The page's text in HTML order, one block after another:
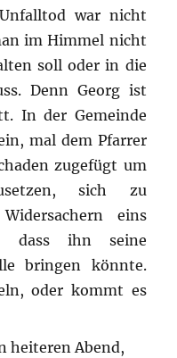
war nicht
im Himmel nicht
soll oder in die
Denn Georg ist
In der Gemeinde
mal dem Pfarrer
zugefügt um
sich zu
eins
dass ihn seine
bringen könnte.
oder kommt es
heiteren Abend,